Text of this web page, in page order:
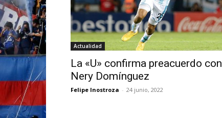
Actualidad
La «U» confirma preacuerdo con
Nery Domínguez
Felipe Inostroza - 24 junio, 2022